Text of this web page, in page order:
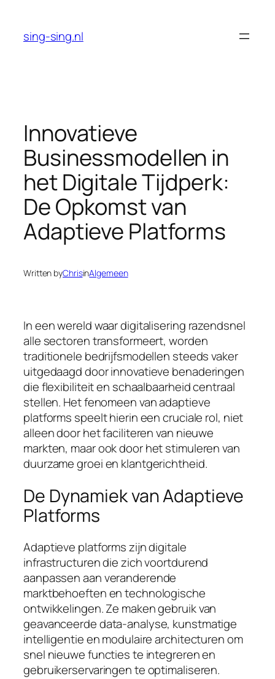
content
sing-sing.nl
Innovatieve
Businessmodellen in
het Digitale Tijdperk:
De Opkomst van
Adaptieve Platforms
Written byChrisinAlgemeen
In een wereld waar digitalisering razendsnel
alle sectoren transformeert, worden
traditionele bedrijfsmodellen steeds vaker
uitgedaagd door innovatieve benaderingen
die flexibiliteit en schaalbaarheid centraal
stellen. Het fenomeen van adaptieve
platforms speelt hierin een cruciale rol, niet
alleen door het faciliteren van nieuwe
markten, maar ook door het stimuleren van
duurzame groei en klantgerichtheid.
De Dynamiek van Adaptieve
Platforms
Adaptieve platforms zijn digitale
infrastructuren die zich voortdurend
aanpassen aan veranderende
marktbehoeften en technologische
ontwikkelingen. Ze maken gebruik van
geavanceerde data-analyse, kunstmatige
intelligentie en modulaire architecturen om
snel nieuwe functies te integreren en
gebruikerservaringen te optimaliseren.